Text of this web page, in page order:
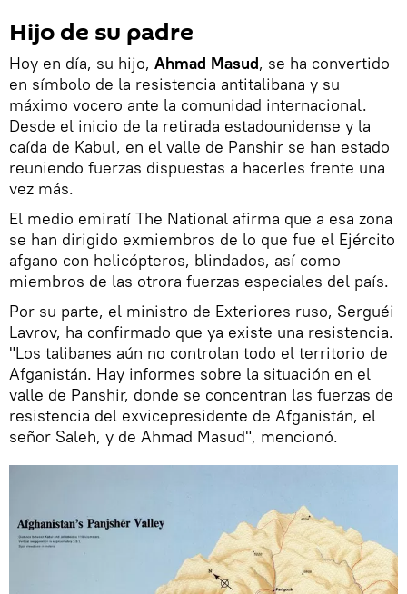
Hijo de su padre
Hoy en día, su hijo, Ahmad Masud, se ha convertido
en símbolo de la resistencia antitalibana y su
máximo vocero ante la comunidad internacional.
Desde el inicio de la retirada estadounidense y la
caída de Kabul, en el valle de Panshir se han estado
reuniendo fuerzas dispuestas a hacerles frente una
vez más.
El medio emiratí The National afirma que a esa zona
se han dirigido exmiembros de lo que fue el Ejército
afgano con helicópteros, blindados, así como
miembros de las otrora fuerzas especiales del país.
Por su parte, el ministro de Exteriores ruso, Serguéi
Lavrov, ha confirmado que ya existe una resistencia.
"Los talibanes aún no controlan todo el territorio de
Afganistán. Hay informes sobre la situación en el
valle de Panshir, donde se concentran las fuerzas de
resistencia del exvicepresidente de Afganistán, el
señor Saleh, y de Ahmad Masud", mencionó.